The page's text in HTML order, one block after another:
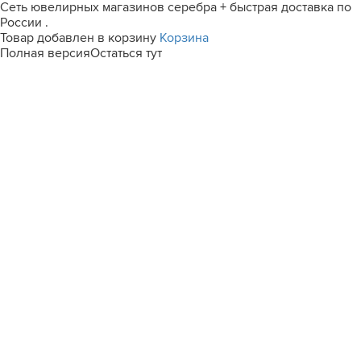
Сеть ювелирных магазинов серебра + быстрая доставка по
России .
Товар добавлен в корзину Корзина
Полная версияОстаться тут